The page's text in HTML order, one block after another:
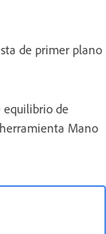
de primer plano
equilibrio de
Mano